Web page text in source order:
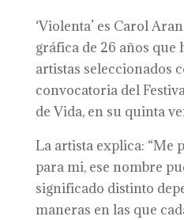
‘Violenta’ es Carol
gráfica de 26 años que
artistas seleccionados
convocatoria del
de Vida, en su quinta
La artista explica: “Me
para mi, ese nombre
significado distinto
maneras en las que